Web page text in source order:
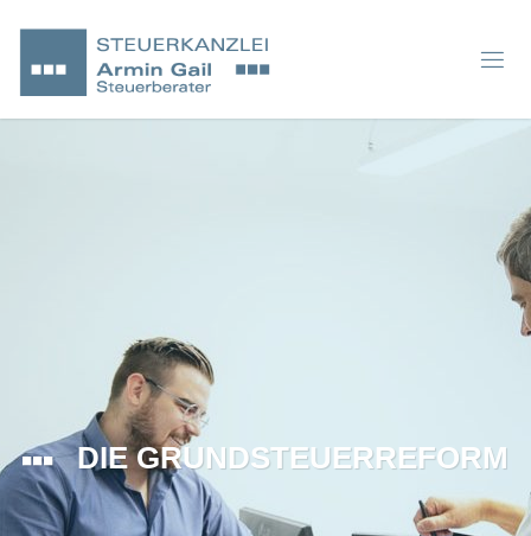
DIE GRUNDSTEUERREFORM